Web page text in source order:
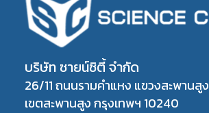
บริษัท ซายน์ซิตี้ จำกัด
26/11 ถนนรามคำแหง แขวงสะพานสูง
เขตสะพานสูง กรุงเทพฯ 10240